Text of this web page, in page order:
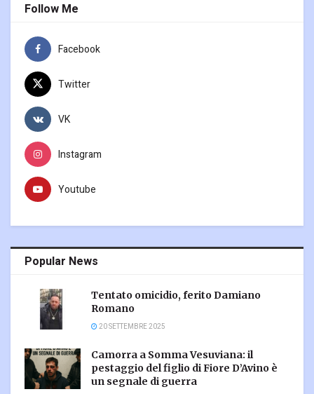
Follow Me
Facebook
Twitter
VK
Instagram
Youtube
Popular News
Tentato omicidio, ferito Damiano
Romano
20 SETTEMBRE 2025
Camorra a Somma Vesuviana: il
pestaggio del figlio di Fiore D’Avino è
un segnale di guerra